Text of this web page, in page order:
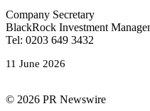
Company Secretary
BlackRock Investment
Tel: 0203 649 3432
11 June 2026
© 2026 PR Newswire